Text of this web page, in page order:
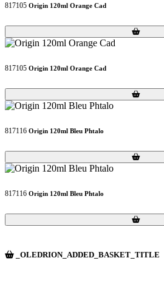
817105 Origin 120ml Orange Cad
Loading...
Loading...
817105 Origin 120ml Orange Cad
Loading...
Loading...
817116 Origin 120ml Bleu Phtalo
Loading...
Loading...
817116 Origin 120ml Bleu Phtalo
Loading...
Loading...
_OLEDRION_ADDED_BASKET_TITLE